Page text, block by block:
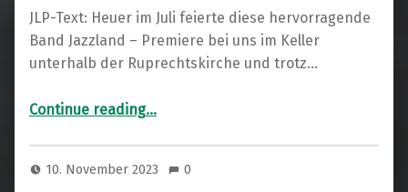
JLP-Text: Heuer im Juli feierte diese hervorragende
Band Jazzland – Premiere bei uns im Keller
unterhalb der Ruprechtskirche und trotz…
Continue reading…
10. November 2023 0